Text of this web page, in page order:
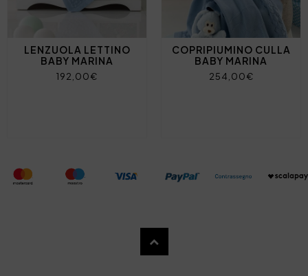
LENZUOLA LETTINO
BABY MARINA
192,00€
COPRIPIUMINO CULLA
BABY MARINA
254,00€